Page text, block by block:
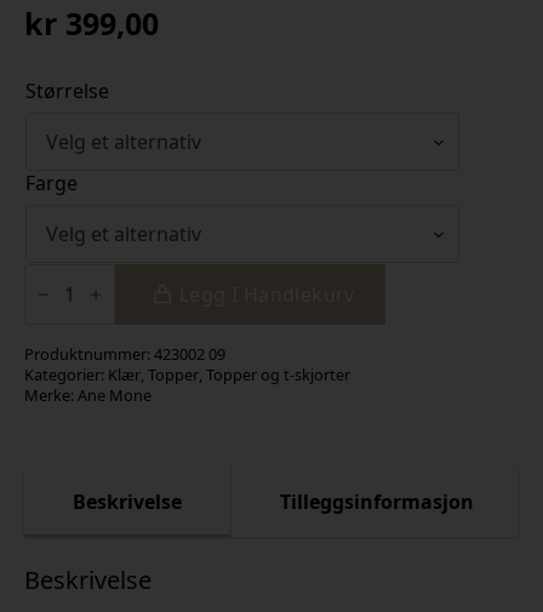
kr 399,00
Størrelse
Farge
Produktnummer: 423002 09
Kategorier: Klær, Topper, Topper og t-skjorter
Merke: Ane Mone
Beskrivelse Tilleggsinformasjon
Beskrivelse